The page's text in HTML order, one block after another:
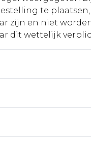
te
zijn en niet
dit wettelijk